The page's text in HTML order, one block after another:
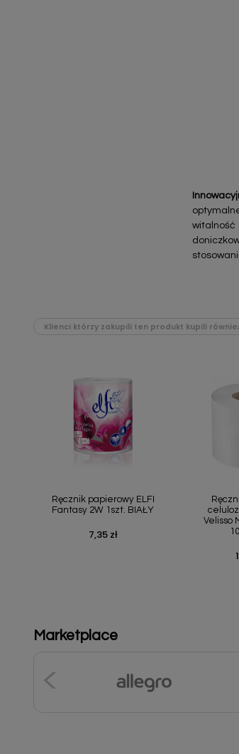
Klienci którzy zakupili ten produkt kupili
Ręcznik papierowy ELFI
Fantasy 2W 1szt. BIAŁY
Cena
7,35 zł
Velisso
Marketplace